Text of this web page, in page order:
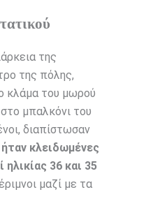
της
της πόλης,
κλάμα του μωρού
μπαλκόνι του
διαπίστωσαν
κλειδωμένες
36 και 35
μαζί με τα